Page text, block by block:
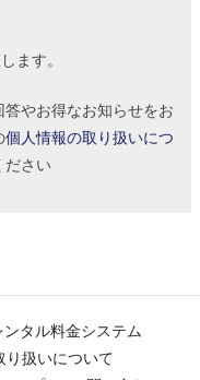
ます。
やお得なお知らせをお
個人情報の取り扱いにつ
ださい
ンタル料金システム
り扱いについて